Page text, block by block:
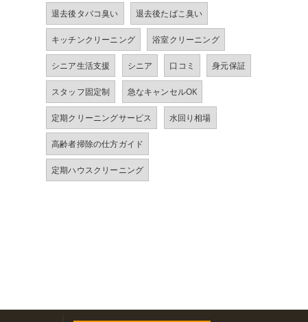
退去後タバコ臭い 退去後たばこ臭い
キッチンクリーニング 浴室クリーニング
シニア生活支援 シニア 口コミ 身元保証
スタッフ固定制 急なキャンセルOK
定期クリーニングサービス 水回り相場
高齢者掃除の仕方ガイド
定期ハウスクリーニング